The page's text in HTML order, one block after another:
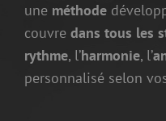
une méthode
couvre dans tous les
rythme, l’harmonie, l’
personnalisé selon